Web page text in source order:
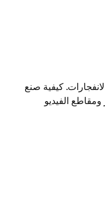
كيفية صنع
الفيديو